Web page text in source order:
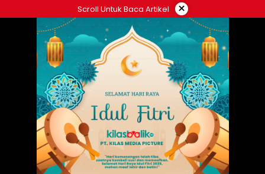
ke
Scroll Untuk Baca Artikel ×